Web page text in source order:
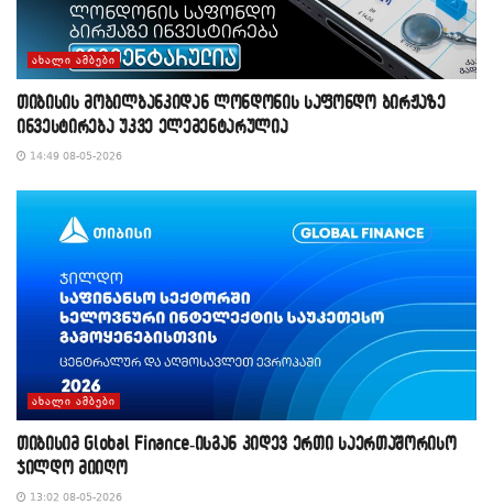
ᲐᲮᲐᲚᲘ ᲐᲛᲑᲔᲑᲘ
თიბისის მობილბანკიდან ლონდონის საფონდო ბირჟაზე
ინვესტირება უკვე ელემენტარულია
14:49 08-05-2026
ᲐᲮᲐᲚᲘ ᲐᲛᲑᲔᲑᲘ
თიბისიმ Global Finance-ისგან კიდევ ერთი საერთაშორისო
ჯილდო მიიღო
13:02 08-05-2026